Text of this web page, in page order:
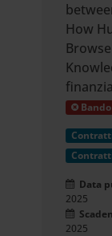
How
Data
2025
2025